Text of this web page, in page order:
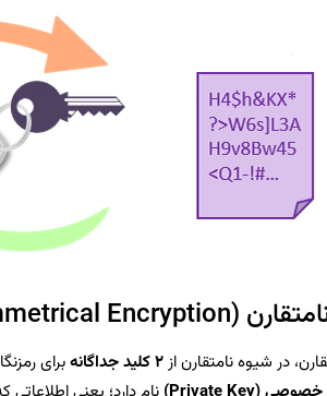
در شیوه نامتقارن از۲ کلید جداگانه برای